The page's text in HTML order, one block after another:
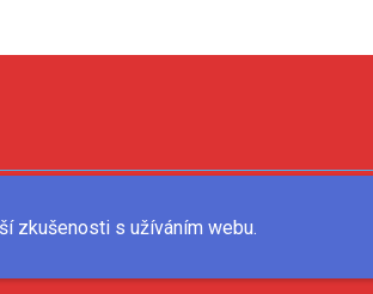
zkušenosti s užíváním webu.